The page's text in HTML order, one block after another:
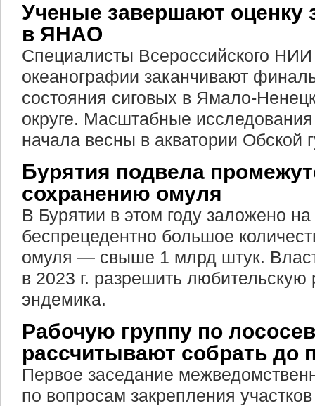
Ученые завершают оценку
в ЯНАО
Специалисты Всероссийского НИИ
океанографии заканчивают
состояния сиговых в Ямало-
округе. Масштабные
начала весны в акватории Обской
Бурятия подвела
сохранению омуля
В Бурятии в этом году заложено
беспрецедентно большое
омуля — свыше 1 млрд штук.
в 2023 г. разрешить любительскую
эндемика.
Рабочую группу по
рассчитывают собрать до
Первое заседание
по вопросам закрепления